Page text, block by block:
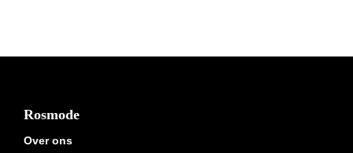
Footer
Rosmode
Over ons